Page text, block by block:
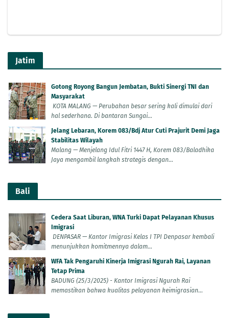
Jatim
Gotong Royong Bangun Jembatan, Bukti Sinergi TNI dan
Masyarakat
KOTA MALANG — Perubahan besar sering kali dimulai dari
hal sederhana. Di bantaran Sungai...
Jelang Lebaran, Korem 083/Bdj Atur Cuti Prajurit Demi Jaga
Stabilitas Wilayah
Malang — Menjelang Idul Fitri 1447 H, Korem 083/Baladhika
Jaya mengambil langkah strategis dengan...
Bali
Cedera Saat Liburan, WNA Turki Dapat Pelayanan Khusus
Imigrasi
DENPASAR — Kantor Imigrasi Kelas I TPI Denpasar kembali
menunjukkan komitmennya dalam...
WFA Tak Pengaruhi Kinerja Imigrasi Ngurah Rai, Layanan
Tetap Prima
BADUNG (25/3/2025) - Kantor Imigrasi Ngurah Rai
memastikan bahwa kualitas pelayanan keimigrasian...